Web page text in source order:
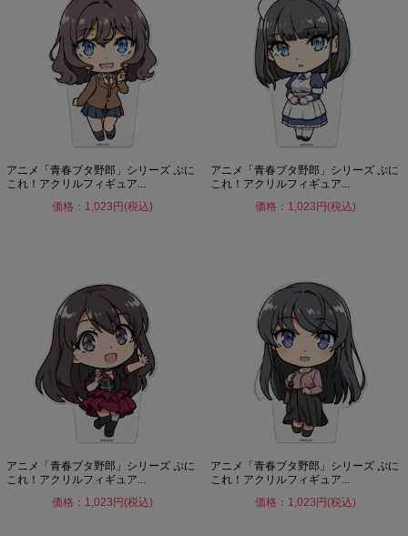
アニメ「青春ブタ野郎」シリーズ ぷに
これ！アクリルフィギュア...
価格：1,023円(税込)
アニメ「青春ブタ野郎」シリーズ ぷに
これ！アクリルフィギュア...
価格：1,023円(税込)
アニメ「青春ブタ野郎」シリーズ ぷに
これ！アクリルフィギュア...
価格：1,023円(税込)
アニメ「青春ブタ野郎」シリーズ ぷに
これ！アクリルフィギュア...
価格：1,023円(税込)